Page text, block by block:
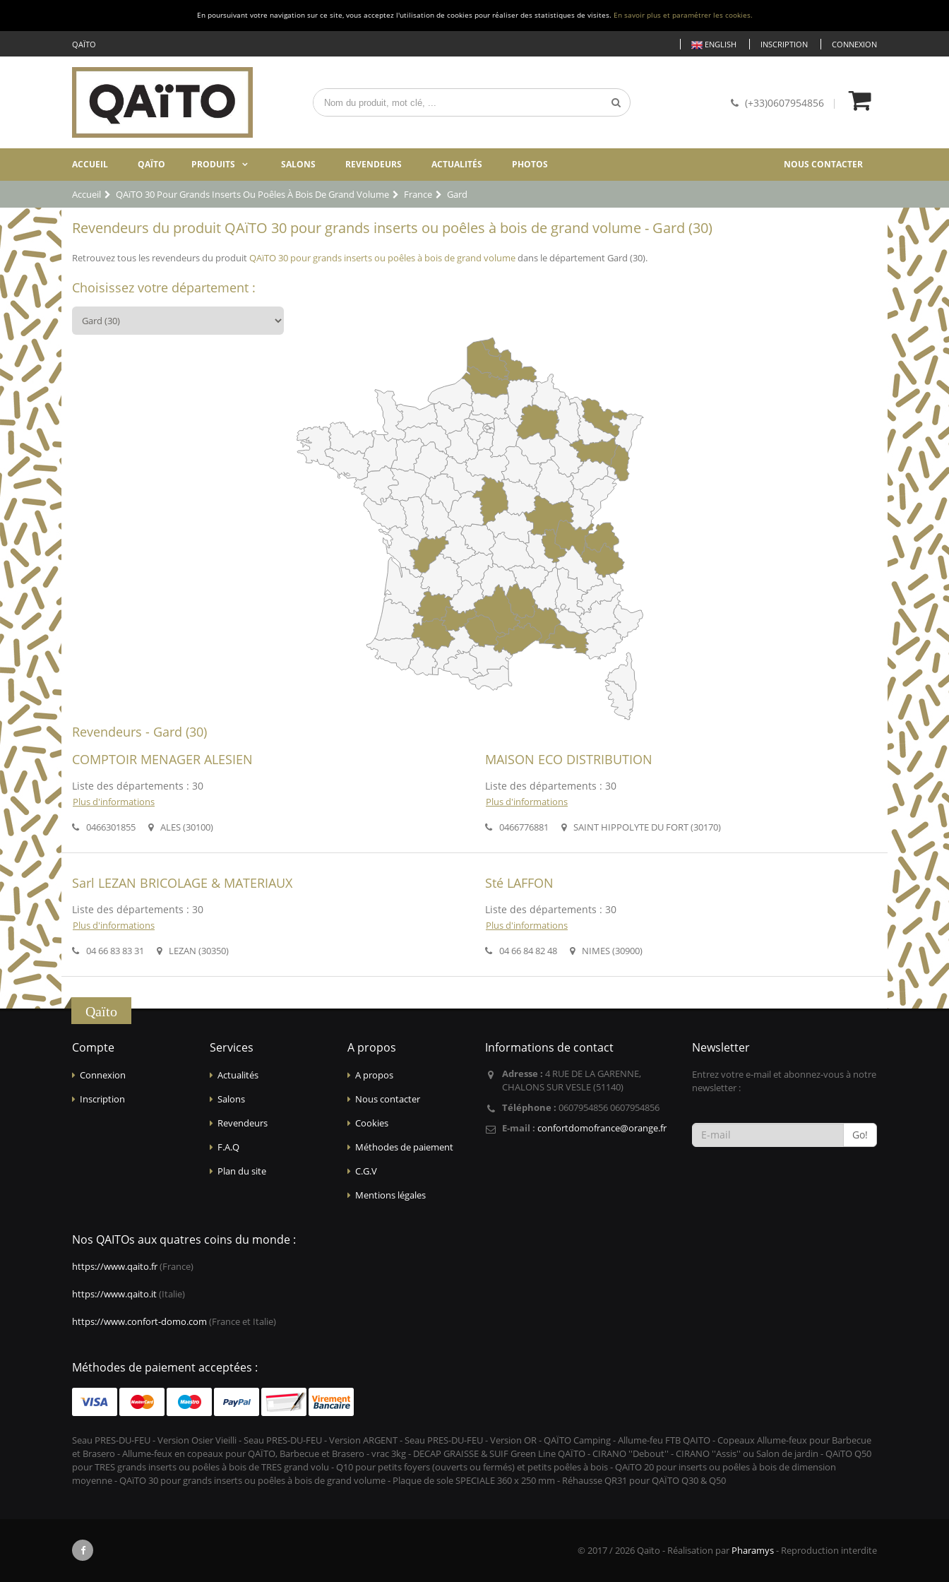
En poursuivant votre navigation sur ce site, vous acceptez l'utilisation de cookies pour réaliser des statistiques de visites. En savoir plus et paramétrer les cookies.
QAÏTO ENGLISH INSCRIPTION CONNEXION
(+33)0607954856
ACCUEIL QAÏTO PRODUITS SALONS REVENDEURS ACTUALITÉS PHOTOS NOUS CONTACTER
Accueil QAïTO 30 Pour Grands Inserts Ou Poêles À Bois De Grand Volume France Gard
Revendeurs du produit QAïTO 30 pour grands inserts ou poêles à bois de grand volume - Gard (30)
Retrouvez tous les revendeurs du produitQAïTO 30 pour grands inserts ou poêles à bois de grand volumedans le département Gard (30).
Choisissez votre département :
Revendeurs - Gard (30)
COMPTOIR MENAGER ALESIEN
Liste des départements : 30
Plus d'informations
0466301855
ALES (30100)
MAISON ECO DISTRIBUTION
Liste des départements : 30
Plus d'informations
0466776881
SAINT HIPPOLYTE DU FORT (30170)
Sarl LEZAN BRICOLAGE & MATERIAUX
Liste des départements : 30
Plus d'informations
04 66 83 83 31
LEZAN (30350)
Sté LAFFON
Liste des départements : 30
Plus d'informations
04 66 84 82 48
NIMES (30900)
Qaïto
Compte
Connexion
Inscription
Services
Actualités
Salons
Revendeurs
F.A.Q
Plan du site
A propos
A propos
Nous contacter
Cookies
Méthodes de paiement
C.G.V
Mentions légales
Informations de contact
Adresse : 4 RUE DE LA GARENNE,
CHALONS SUR VESLE (51140)
Téléphone : 0607954856 0607954856
E-mail : confortdomofrance@orange.fr
Newsletter
Entrez votre e-mail et abonnez-vous à notre
newsletter :
Go!
Nos QAITOs aux quatres coins du monde :
https://www.qaito.fr(France)
https://www.qaito.it(Italie)
https://www.confort-domo.com (France et Italie)
Méthodes de paiement acceptées :
Seau PRES-DU-FEU - Version Osier Vieilli - Seau PRES-DU-FEU - Version ARGENT - Seau PRES-DU-FEU - Version OR - QAÏTO Camping - Allume-feu FTB QAITO - Copeaux Allume-feux pour Barbecue
et Brasero - Allume-feux en copeaux pour QAÏTO, Barbecue et Brasero - vrac 3kg - DECAP GRAISSE & SUIF Green Line QAÏTO - CIRANO ''Debout'' - CIRANO ''Assis'' ou Salon de jardin - QAïTO Q50
pour TRES grands inserts ou poêles à bois de TRES grand volu - Q10 pour petits foyers (ouverts ou fermés) et petits poêles à bois - QAïTO 20 pour inserts ou poêles à bois de dimension
moyenne - QAïTO 30 pour grands inserts ou poêles à bois de grand volume - Plaque de sole SPECIALE 360 x 250 mm - Réhausse QR31 pour QAÏTO Q30 & Q50
© 2017 / 2026 Qaïto - Réalisation par Pharamys- Reproduction interdite